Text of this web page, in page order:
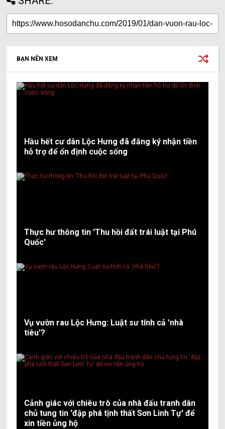
BẠN NÊN XEM
Hầu hết cư dân Lộc Hưng đã đăng ký nhận tiền
hỗ trợ để ổn định cuộc sống
Thực hư thông tin 'Thu hồi đất trái luật tại Phú
Quốc'
Vụ vườn rau Lộc Hưng: Luật sư tính cả 'nhà
tiêu'?
Cảnh giác với chiêu trò của nhà đấu tranh dân
chủ tung tin 'đập phá tịnh thất Sơn Linh Tự' để
xin tiền ủng hộ